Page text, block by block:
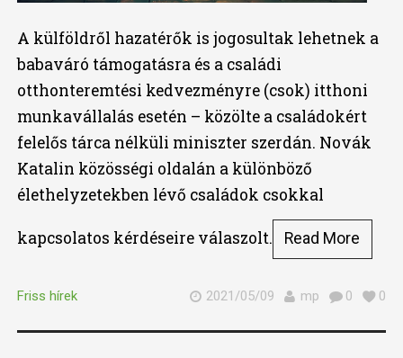
A külföldről hazatérők is jogosultak lehetnek a
babaváró támogatásra és a családi
otthonteremtési kedvezményre (csok) itthoni
munkavállalás esetén – közölte a családokért
felelős tárca nélküli miniszter szerdán. Novák
Katalin közösségi oldalán a különböző
élethelyzetekben lévő családok csokkal
kapcsolatos kérdéseire válaszolt. Read More
Friss hírek 2021/05/09 mp 0 0